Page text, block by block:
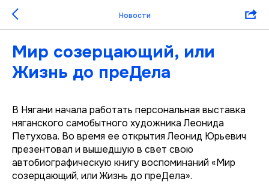
Новости
Мир созерцающий, или
Жизнь до преДела
В Нягани начала работать персональная выставка
няганского самобытного художника Леонида
Петухова. Во время ее открытия Леонид Юрьевич
презентовал и вышедшую в свет свою
автобиографическую книгу воспоминаний «Мир
созерцающий, или Жизнь до преДела».